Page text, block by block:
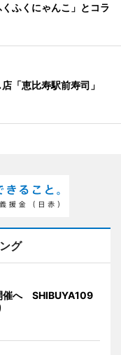
ふくにゃんこ」とコラ
店「恵比寿駅前寿司」
グ
催へ SHIBUYA109